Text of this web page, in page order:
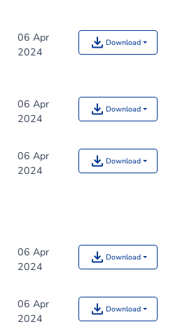
06 Apr
2024
Download
06 Apr
2024
Download
06 Apr
2024
Download
06 Apr
2024
Download
06 Apr
2024
Download